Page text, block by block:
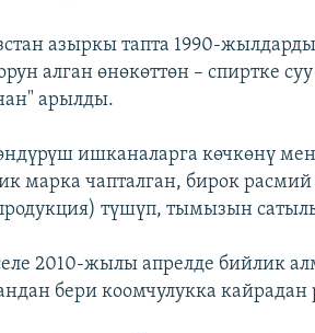
азыркы тапта 1990-
алган өнөкөттөн – спиртке
арылды.
ишканаларга көчкөнү
марка чапталган, бирок
түшүп, тымызын
2010-жылы апрелде бийлик
бери коомчулукка